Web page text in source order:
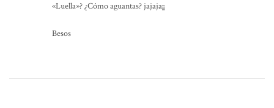
«Luella»? ¿Cómo aguantas? jajaja¡¡
Besos